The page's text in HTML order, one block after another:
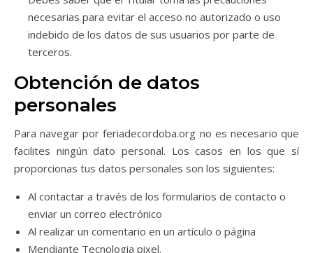
necesarias para evitar el acceso no autorizado o uso
indebido de los datos de sus usuarios por parte de
terceros.
Obtención de datos
personales
Para navegar por feriadecordoba.org no es necesario que
facilites ningún dato personal. Los casos en los que sí
proporcionas tus datos personales son los siguientes:
Al contactar a través de los formularios de contacto o
enviar un correo electrónico
Al realizar un comentario en un artículo o página
Mendiante Tecnologia pixel.